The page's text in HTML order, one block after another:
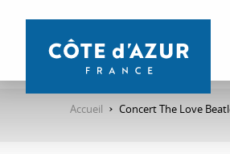
contenu
Accueil Concert The Love